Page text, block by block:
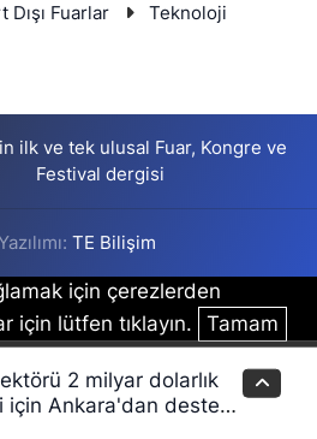
Dışı Fuarlar
Teknoloji
ilk ve tek ulusal Fuar, Kongre ve
Festival dergisi
TE Bilişim
için çerezlerden
için lütfen tıklayın.
Tamam
2 milyar dolarlık
için Ankara'dan destek